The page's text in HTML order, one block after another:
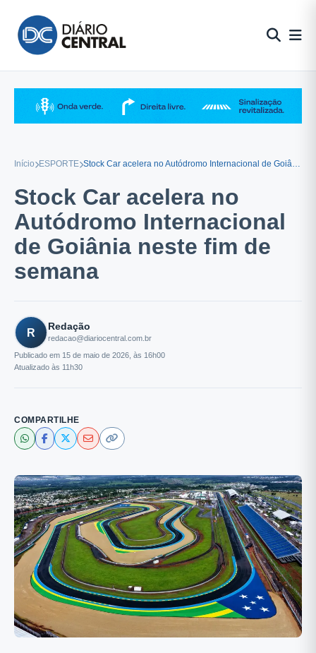
conteúdo
Início ESPORTE Stock Car acelera no Autódromo Internacional de Goiânia neste fim de semana
Stock Car acelera no
Autódromo Internacional
de Goiânia neste fim de
semana
R
Redação
redacao@diariocentral.com.br
Publicado em 15 de maio de 2026, às 16h00
Atualizado às 11h30
COMPARTILHE